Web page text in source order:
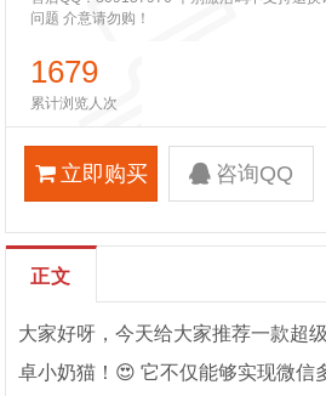
问题 介意请勿购！
1679
累计浏览人次
立即购买 咨询QQ
正文
大家好呀，今天给大家推荐一款
卓小奶猫！😍 它不仅能够实现微信